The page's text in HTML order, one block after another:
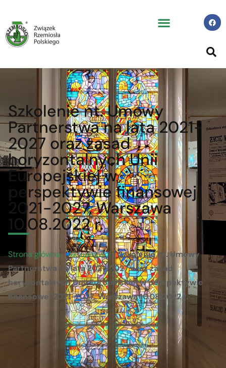
Szkolenie nt. Umowy
Partnerstwa na lata 2021-
2027 oraz zasad
horyzontalnych Unii
Europejskiej w
perspektywie finansowej
2021-2027, Warszawa
10.08.2022 r.
Strona główna /Aktualności/Szkolenie nt. Umowy
Partnerstwa na lata 2021-2027 oraz zasad
horyzontalnych Unii Europejskiej w perspektywie
finansowej 2021-2027, Warszawa 10.08.2022 r.